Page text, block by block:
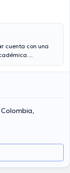
cuenta con una
laboral en su
Cesar ha
de tener
y ha
principal